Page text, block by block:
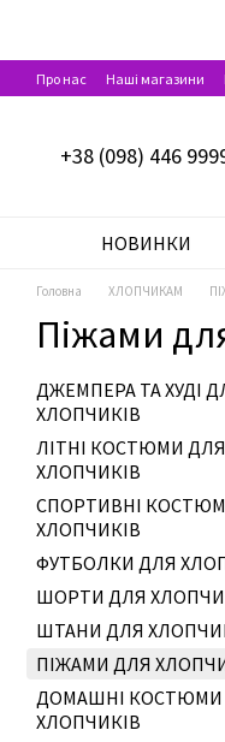
Про нас Наші магазини
Відгуки про магазин
+38 (098) 446
НОВИНКИ
Головна ХЛОПЧИКАМ
Піжами
ДЖЕМПЕРА ТА ХУДІ
ХЛОПЧИКІВ
ЛІТНІ КОСТЮМИ ДЛЯ
ХЛОПЧИКІВ
СПОРТИВНІ
ХЛОПЧИКІВ
ФУТБОЛКИ ДЛЯ
ШОРТИ ДЛЯ
ШТАНИ ДЛЯ
ПІЖАМИ ДЛЯ
ДОМАШНІ КОСТЮМИ
ХЛОПЧИКІВ